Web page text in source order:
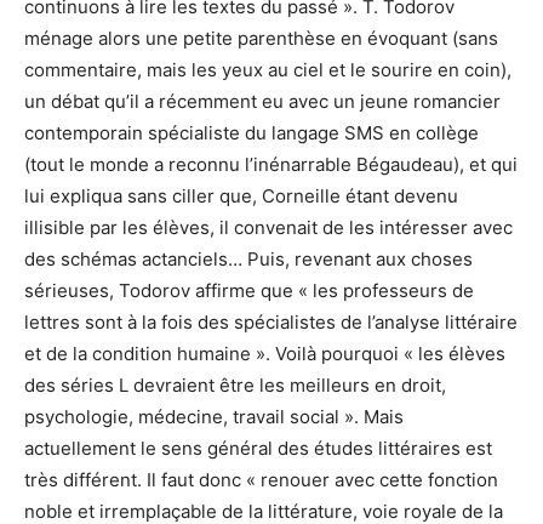
continuons à lire les textes du passé ». T. Todorov
ménage alors une petite parenthèse en évoquant (sans
commentaire, mais les yeux au ciel et le sourire en coin),
un débat qu’il a récemment eu avec un jeune romancier
contemporain spécialiste du langage SMS en collège
(tout le monde a reconnu l’inénarrable Bégaudeau), et qui
lui expliqua sans ciller que, Corneille étant devenu
illisible par les élèves, il convenait de les intéresser avec
des schémas actanciels… Puis, revenant aux choses
sérieuses, Todorov affirme que « les professeurs de
lettres sont à la fois des spécialistes de l’analyse littéraire
et de la condition humaine ». Voilà pourquoi « les élèves
des séries L devraient être les meilleurs en droit,
psychologie, médecine, travail social ». Mais
actuellement le sens général des études littéraires est
très différent. Il faut donc « renouer avec cette fonction
noble et irremplaçable de la littérature, voie royale de la